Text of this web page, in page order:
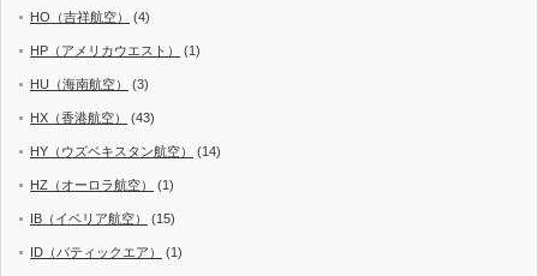
HO（吉祥航空） (4)
HP（アメリカウエスト） (1)
HU（海南航空） (3)
HX（香港航空） (43)
HY（ウズベキスタン航空） (14)
HZ（オーロラ航空） (1)
IB（イベリア航空） (15)
ID（バティックエア） (1)